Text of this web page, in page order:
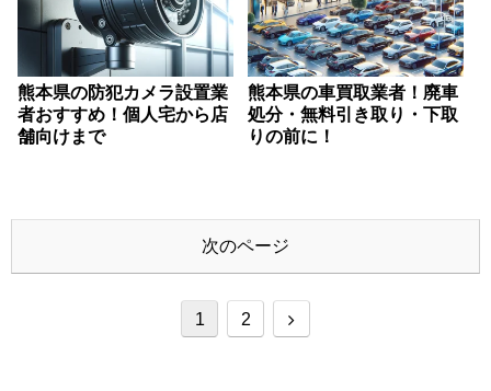
熊本県の防犯カメラ設置業
者おすすめ！個人宅から店
舗向けまで
熊本県の車買取業者！廃車
処分・無料引き取り・下取
りの前に！
次のページ
1 2
次